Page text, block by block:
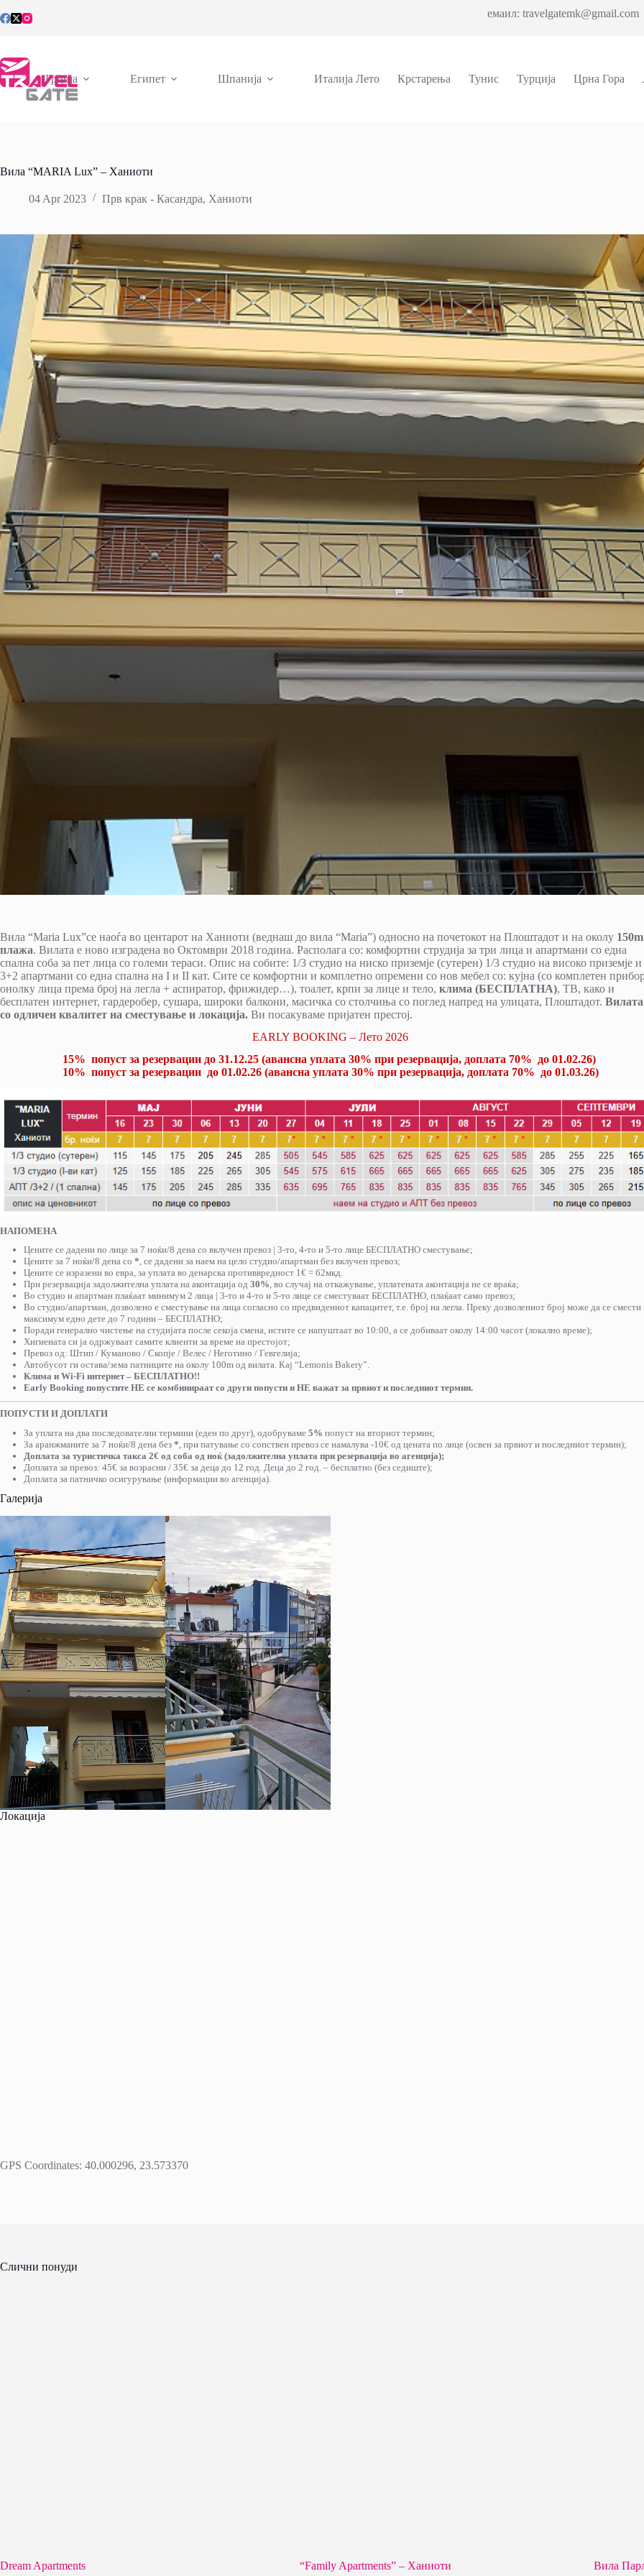
to
емаил:
Грција Египет Шпанија Италија Лето Крстарења Тунис Турција Црна Гора
Вила “MARIA Lux” – Ханиоти
04 Apr 2023 Прв крак - Касандра, Ханиоти
Вила “Maria Lux”се наоѓа во центарот на Ханиоти (веднаш до вила “Maria”) односно на почетокот на Плоштадот и нa oколу
плажа. Вилата е ново изградена во Октомври 2018 година. Располага со: комфортни струдија за три лица и апартмани со една
спална соба за пет лица со големи тераси. Опис на собите: 1/3 студио на ниско приземје (сутерен) 1/3 студио на високо приземје и
3+2 апартмани со една спална на I и II кат. Сите се комфортни и комплетно опремени со нов мебел со: кујна (со комплетен
онолку лица према број на легла + аспиратор, фрижидер…), тоалет, крпи за лице и тело, клима (БЕСПЛАТНА), ТВ, како и
бесплатен интернет, гардеробер, сушара, широки балкони, масичка со столчиња со поглед напред на улицата, Плоштадот. Вилата
со одличен квалитет на сместување и локација. Ви посакуваме пријатен престој.
EARLY BOOKING – Лето 2026
15% попуст за резервации до 31.12.25 (авансна уплата 30% при резервација, доплата 70% до 01.02.26)
10% попуст за резервации до 01.02.26 (авансна уплата 30% при резервација, доплата 70% до 01.03.26)
НАПОМЕНА
Цените се дадени по лице за 7 ноќи/8 дена со вклучен превоз | 3-то, 4-то и 5-то лице БЕСПЛАТНО сместување;
Цените за 7 ноќи/8 дена со *, се дадени за наем на цело студио/апартман без вклучен превоз;
Цените се изразени во евра, за уплата во денарска противвредност 1€ = 62мкд.
При резервација задолжителна уплата на аконтација од 30%, во случај на откажување, уплатената аконтација не се враќа;
Во студио и апартман плаќаат минимум 2 лица | 3-то и 4-то и 5-то лице се сместуваат БЕСПЛАТНО, плаќаат само превоз;
Во студио/апартман, дозволено е сместување на лица согласно со предвидениот капацитет, т.е. број на легла. Преку дозволениот број може да се смести
максимум едно дете до 7 години – БЕСПЛАТНО;
Поради генерално чистење на студијата после секоја смена, истите се напуштаат во 10:00, а се добиваат околу 14:00 часот (локално време);
Хигиената си ја одржуваат самите клиенти за време на престојот;
Превоз од: Штип / Куманово / Скопје / Велес / Неготино / Гевгелија;
Автобусот ги остава/зема патниците на околу 100m од вилата. Кај “Lemonis Bakery”.
Клима и Wi-Fi интернет – БЕСПЛАТНО!!
Еarly Booking попустите НЕ се комбинираат со други попусти и НЕ важат за првиот и последниот термин.
ПОПУСТИ И ДОПЛАТИ
За уплата на два последователни термини (еден по друг), одобруваме 5% попуст на вториот термин;
За аранжманите за 7 ноќи/8 дена без * , при патување со сопствен превоз се намалува -10€ од цената по лице (освен за првиот и последниот термин);
Доплата за туристичка такса 2€ од соба од ноќ (задолжителна уплата при резервација во агенција);
Доплата за превоз: 45€ за возрасни / 35€ за деца до 12 год. Деца до 2 год. – бесплатно (без седиште);
Доплата за патничко осигурување (информации во агенција).
Галерија
Локација
GPS Coordinates: 40.000296, 23.573370
Слични понуди
Dream Apartments “Family Apartments” – Ханиоти Вила